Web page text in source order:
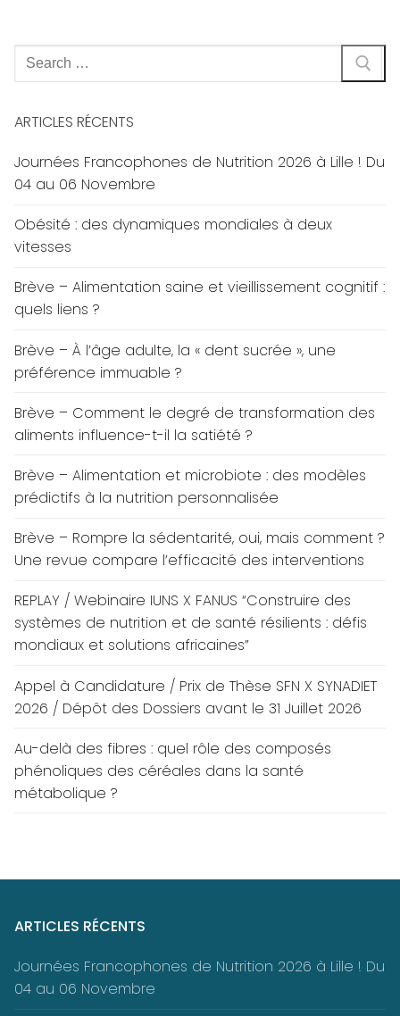
Rechercher
:
ARTICLES RÉCENTS
Journées Francophones de Nutrition 2026 à Lille ! Du
04 au 06 Novembre
Obésité : des dynamiques mondiales à deux
vitesses
Brève – Alimentation saine et vieillissement cognitif :
quels liens ?
Brève – À l’âge adulte, la « dent sucrée », une
préférence immuable ?
Brève – Comment le degré de transformation des
aliments influence-t-il la satiété ?
Brève – Alimentation et microbiote : des modèles
prédictifs à la nutrition personnalisée
Brève – Rompre la sédentarité, oui, mais comment ?
Une revue compare l’efficacité des interventions
REPLAY / Webinaire IUNS X FANUS “Construire des
systèmes de nutrition et de santé résilients : défis
mondiaux et solutions africaines”
Appel à Candidature / Prix de Thèse SFN X SYNADIET
2026 / Dépôt des Dossiers avant le 31 Juillet 2026
Au-delà des fibres : quel rôle des composés
phénoliques des céréales dans la santé
métabolique ?
ARTICLES RÉCENTS
Journées Francophones de Nutrition 2026 à Lille ! Du
04 au 06 Novembre